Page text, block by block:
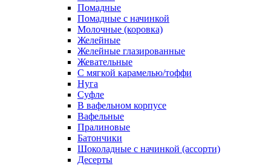
Помадные
Помадные с начинкой
Молочные (коровка)
Желейные
Желейные глазированные
Жевательные
С мягкой карамелью/тоффи
Нуга
Суфле
В вафельном корпусе
Вафельные
Пралиновые
Батончики
Шоколадные с начинкой (ассорти)
Десерты